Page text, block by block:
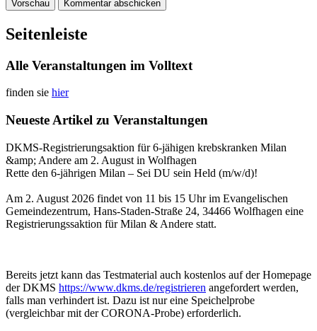
Seitenleiste
Alle Veranstaltungen im Volltext
finden sie hier
Neueste Artikel zu Veranstaltungen
DKMS-Registrierungsaktion für 6-jähigen krebskranken Milan
&amp; Andere am 2. August in Wolfhagen
Rette den 6-jährigen Milan – Sei DU sein Held (m/w/d)!
Am 2. August 2026 findet von 11 bis 15 Uhr im Evangelischen
Gemeindezentrum, Hans-Staden-Straße 24, 34466 Wolfhagen eine
Registrierungssaktion für Milan & Andere statt.
Bereits jetzt kann das Testmaterial auch kostenlos auf der Homepage
der DKMS https://www.dkms.de/registrieren angefordert werden,
falls man verhindert ist. Dazu ist nur eine Speichelprobe
(vergleichbar mit der CORONA-Probe) erforderlich.